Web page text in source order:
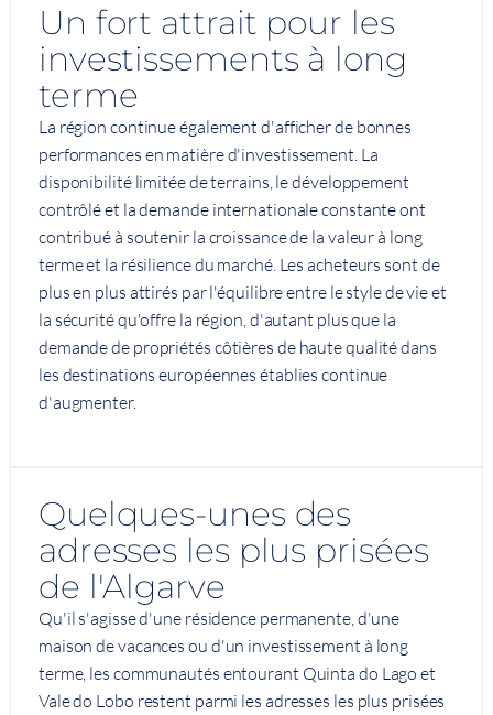
Un fort attrait pour les
investissements à long
terme
La région continue également d'afficher de bonnes
performances en matière d'investissement. La
disponibilité limitée de terrains, le développement
contrôlé et la demande internationale constante ont
contribué à soutenir la croissance de la valeur à long
terme et la résilience du marché. Les acheteurs sont de
plus en plus attirés par l'équilibre entre le style de vie et
la sécurité qu'offre la région, d'autant plus que la
demande de propriétés côtières de haute qualité dans
les destinations européennes établies continue
d'augmenter.
Quelques-unes des
adresses les plus prisées
de l'Algarve
Qu'il s'agisse d'une résidence permanente, d'une
maison de vacances ou d'un investissement à long
terme, les communautés entourant Quinta do Lago et
Vale do Lobo restent parmi les adresses les plus prisées